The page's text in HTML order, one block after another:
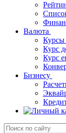
Валюта
Курсы
Курс
Курс
Бизнесу